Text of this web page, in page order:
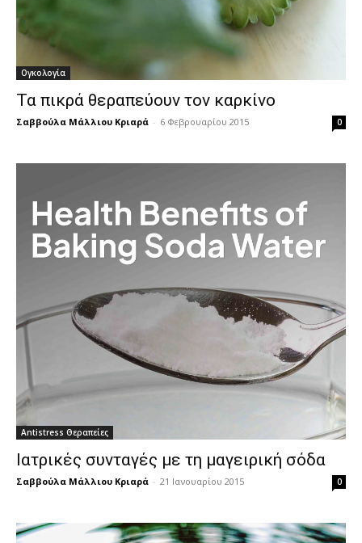
Ογκολογία
Τα πικρά θεραπεύουν τον καρκίνο
Σαββούλα Μάλλιου Κριαρά - 6 Φεβρουαρίου 2015 0
Antistress Θεραπείες
Ιατρικές συνταγές με τη μαγειρική σόδα
Σαββούλα Μάλλιου Κριαρά - 21 Ιανουαρίου 2015 0